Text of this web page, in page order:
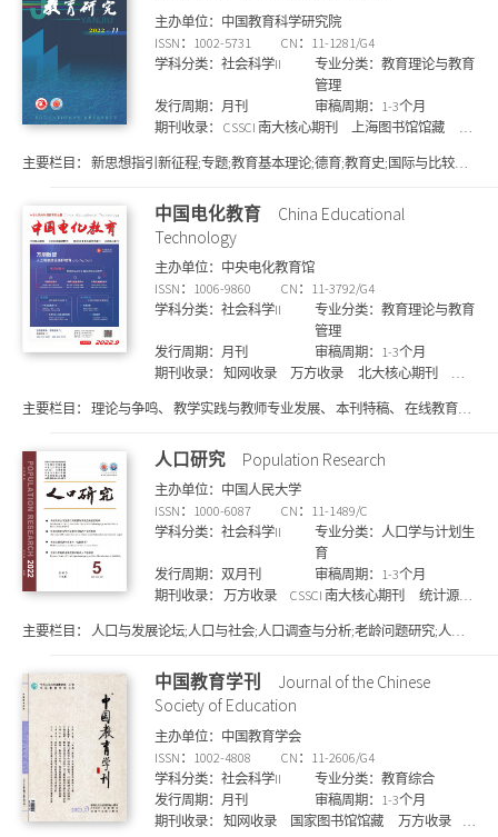
江西
河北
河南
浙江
海南
湖北
湖南
甘肃
福建
辽宁
重庆
陕西
青海
黑龙江
香港 内蒙古
主办单位：中国教育科学研究院
ISSN：1002-5731
CN：11-1281/G4
学科分类：社会科学II
专业分类：教育理论与教育
管理
发行周期：月刊
审稿周期：1-3个月
期刊收录： CSSCI 南大核心期刊 上海图书馆馆藏
北
心期刊
维普收录 万方收录 SCD期刊目录
主要栏目： 新思想指引新征程;专题;教育基本理论;德育;教育史;国际与比较教
中国电化教育
China Educational
Technology
主办单位：中央电化教育馆
ISSN：1006-9860
CN：11-3792/G4
学科分类：社会科学II
专业分类：教育理论与教育
管理
发行周期：月刊
审稿周期：1-3个月
期刊收录： 知网收录 万方收录
北大核心期刊
海图书馆馆藏
SCD期刊目录
主要栏目： 理论与争鸣、 教学实践与教师专业发展、 本刊特稿、 在线教育、
教育创新发展、 教育高质量发展、 三个课堂、 专题报道、 乡村教育振兴、 教
育治理信息化、 生命教育、 职业教育、 高质量教育
人口研究 Population Research
主办单位：中国人民大学
ISSN：1000-6087
CN：11-1489/C
学科分类：社会科学II
专业分类：人口学与计划生
育
发行周期：双月刊
审稿周期：1-3个月
期刊收录： 万方收录 CSSCI 南大核心期刊
统计源核
录
维普收录 国家图书馆馆藏 SCD期刊目录
主要栏目：
人口与发展论坛;人口与社会;人口调查与分析;老龄问题研究;人口
中国教育学刊
Journal of the Chinese
Society of Education
主办单位：中国教育学会
ISSN：1002-4808
CN：11-2606/G4
学科分类：社会科学II
专业分类：教育综合
发行周期：月刊
审稿周期：1-3个月
期刊收录： 知网收录 国家图书馆馆藏
万方收录